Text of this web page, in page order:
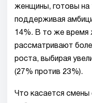
женщины, готовы на
поддерживая
14%. В то же
рассматривают
роста, выбирая
(27% против 23%).
Что касается